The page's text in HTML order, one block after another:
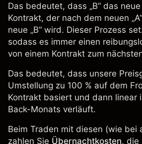
Das bedeutet, dass „B“ das
Kontrakt, der nach dem neuen
neue „B“ wird. Dieser Prozess
sodass es immer einen
von einem Kontrakt zum
Das bedeutet, dass unsere
Umstellung zu 100 % auf dem
Kontrakt basiert und dann linear
Back-Monats verläuft.
Beim Traden mit diesen (wie bei
zahlen Sie Übernachtkosten, die